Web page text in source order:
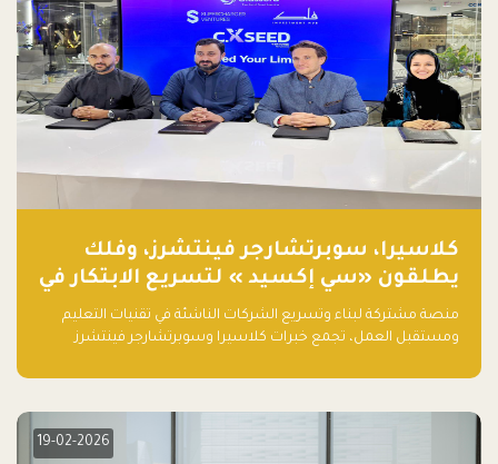
كلاسيرا، سوبرتشارجر فينتشرز، وفلك
يطلقون «سي إكسيد » لتسريع الابتكار في
تقنيات التعليم ومستقبل العمل
منصة مشتركة لبناء وتسريع الشركات الناشئة في تقنيات التعليم
ومستقبل العمل، تجمع خبرات كلاسيرا وسوبرتشارجر فينتشرز
العالمية.
19-02-2026